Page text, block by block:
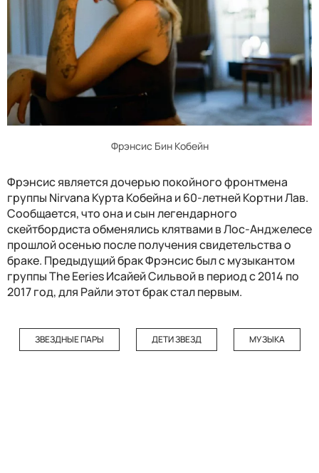
Фрэнсис Бин Кобейн
Фрэнсис является дочерью покойного фронтмена
группы Nirvana Курта Кобейна и 60-летней Кортни Лав.
Сообщается, что она и сын легендарного
скейтбордиста обменялись клятвами в Лос-Анджелесе
прошлой осенью после получения свидетельства о
браке. Предыдущий брак Фрэнсис был с музыкантом
группы The Eeries Исайей Сильвой в период с 2014 по
2017 год, для Райли этот брак стал первым.
ЗВЕЗДНЫЕ ПАРЫ ДЕТИ ЗВЕЗД МУЗЫКА